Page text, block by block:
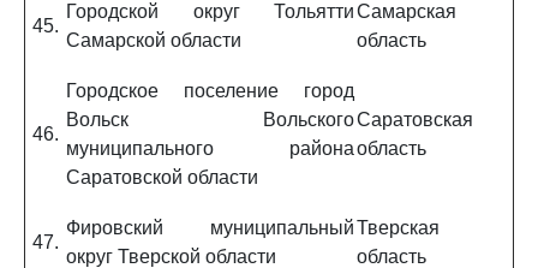
45.
Городской округ Тольятти
Самарской области
Самарская
область
46.
Городское поселение город
Вольск Вольского
муниципального района
Саратовской области
Саратовская
область
47.
Фировский муниципальный
округ Тверской области
Тверская
область